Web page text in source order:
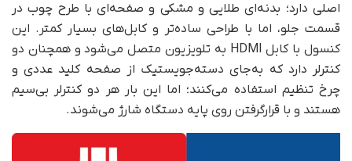
اصلی دارد؛ بدنه‌ای طلایی و مشکی و صفحه‌ای با طرح چوب در
قسمت جلو، اما با طراحی ساده‌تر و کابل‌های بسیار کمتر. این
کنسول با کابل HDMI به تلویزیون متصل می‌شود و همچنان دو
کنترلر دارد که به‌جای دسته‌جویستیک از صفحه کلید عددی و
چرخ تنظیم استفاده می‌کنند؛ اما این بار هر دو کنترلر بی‌سیم
هستند و با قرارگرفتن روی پایه دستگاه شارژ می‌شوند.